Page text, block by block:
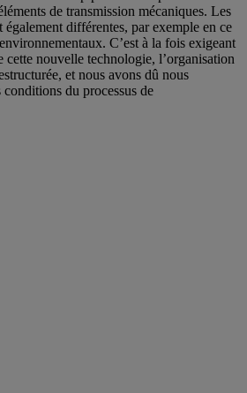
de transmission mécaniques. Les
également différentes, par exemple en ce
C’est à la fois exigeant
cette nouvelle technologie, l’organisation
et nous avons dû nous
du processus de